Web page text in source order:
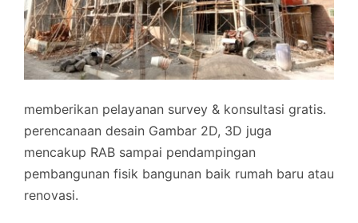
memberikan pelayanan survey & konsultasi gratis.
perencanaan desain Gambar 2D, 3D juga
mencakup RAB sampai pendampingan
pembangunan fisik bangunan baik rumah baru atau
renovasi.